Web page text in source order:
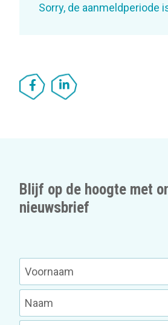
Sorry, de aanmeldperiode
Blijf op de hoogte met
nieuwsbrief